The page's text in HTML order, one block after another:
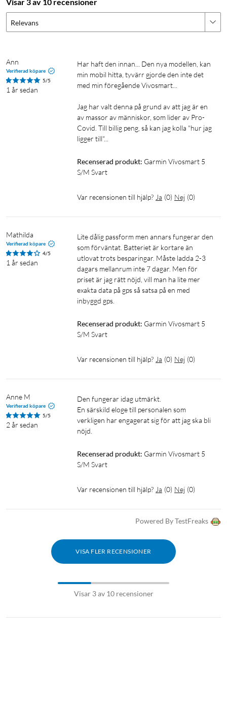
Menstruationscykel
Med hjälp av aktivitetsarmbandet och Garmin Connect kan
menstruation och fertilitet.
Specifikationer
Skärm: OLED-panel med 88x154 pixlar
Skärmstorlek: 10.5x18.5 mm
Mått: 19.5x10.7x217 mm
Batteritid: upp till 7 dagars
Relevans
Ann
Verifierad köpare
5/5
1 år sedan
Har haft den innan... Den nya modellen, kan
min mobil hitta, tyvärr gjorde den inte det
med min föregående Vivosmart...
Jag har valt denna på grund av att jag är en
av massor av människor, som lider av Pro-
Covid. Till billig peng, så kan jag kolla "hur jag
ligger till"...
Recenserad produkt: Garmin Vívosmart 5
S/M Svart
Var recensionen till hjälp? Ja (0) Nej (0)
Mathilda
Verifierad köpare
4/5
1 år sedan
Lite dålig passform men annars fungerar den
som förväntat. Batteriet är kortare än
utlovat trots besparingar. Måste ladda 2-3
dagars mellanrum inte 7 dagar. Men för
priset är jag rätt nöjd, vill man ha lite mer
exakta data på gps så satsa på en med
inbyggd gps.
Recenserad produkt: Garmin Vívosmart 5
S/M Svart
Var recensionen till hjälp? Ja (0) Nej (0)
Anne M
Verifierad köpare
5/5
2 år sedan
Den fungerar idag utmärkt.
En särskild eloge till personalen som
verkligen har engagerat sig för att jag ska bli
nöjd.
Recenserad produkt: Garmin Vívosmart 5
S/M Svart
Var recensionen till hjälp? Ja (0) Nej (0)
Powered By TestFreaks
VISA FLER RECENSIONER
Visar 3 av 10 recensioner